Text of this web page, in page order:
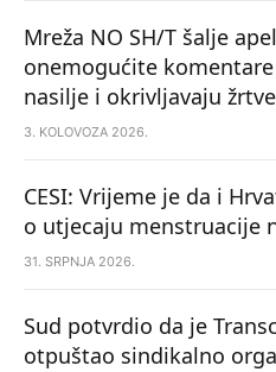
Mreža NO SH/T šalje
onemogućite
nasilje i okrivljavaju žrtve
3. KOLOVOZA 2026.
CESI: Vrijeme je da i
o utjecaju menstruacije
31. SRPNJA 2026.
Sud potvrdio da je
otpuštao sindikalno